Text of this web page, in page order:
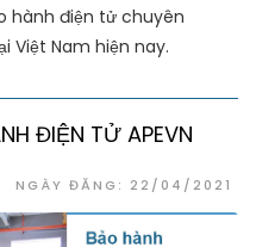
hành điện tử chuyên
Việt Nam hiện nay.
ĐIỆN TỬ APEVN
NGÀY ĐĂNG: 22/04/2021